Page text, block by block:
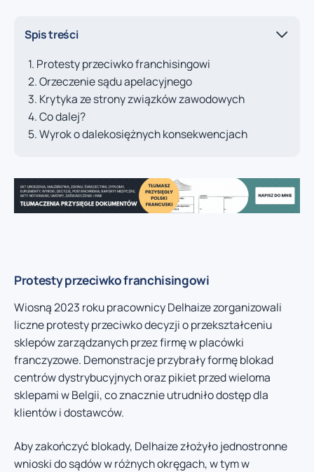
Spis treści
Protesty przeciwko franchisingowi
Orzeczenie sądu apelacyjnego
Krytyka ze strony związków zawodowych
Co dalej?
Wyrok o dalekosiężnych konsekwencjach
Protesty przeciwko franchisingowi
Wiosną 2023 roku pracownicy Delhaize zorganizowali
liczne protesty przeciwko decyzji o przekształceniu
sklepów zarządzanych przez firmę w placówki
franczyzowe. Demonstracje przybrały formę blokad
centrów dystrybucyjnych oraz pikiet przed wieloma
sklepami w Belgii, co znacznie utrudniło dostęp dla
klientów i dostawców.
Aby zakończyć blokady, Delhaize złożyło jednostronne
wnioski do sądów w różnych okręgach, w tym w